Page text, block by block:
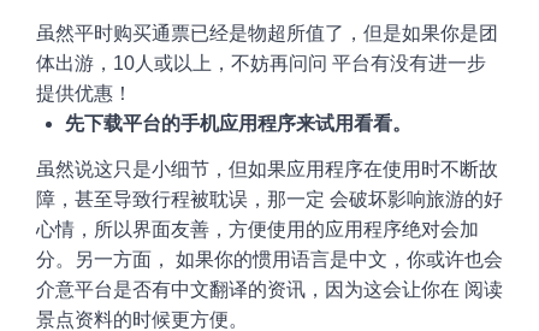
虽然平时购买通票已经是物超所值了，但是如果你是团
体出游，10人或以上，不妨再问问 平台有没有进一步
提供优惠！
先下载平台的手机应用程序来试用看看。
虽然说这只是小细节，但如果应用程序在使用时不断故
障，甚至导致行程被耽误，那一定 会破坏影响旅游的好
心情，所以界面友善，方便使用的应用程序绝对会加
分。另一方面，
如果你的惯用语言是中文，你或许也会
介意平台是否有中文翻译的资讯，因为这会让你在 阅读
景点资料的时候更方便。